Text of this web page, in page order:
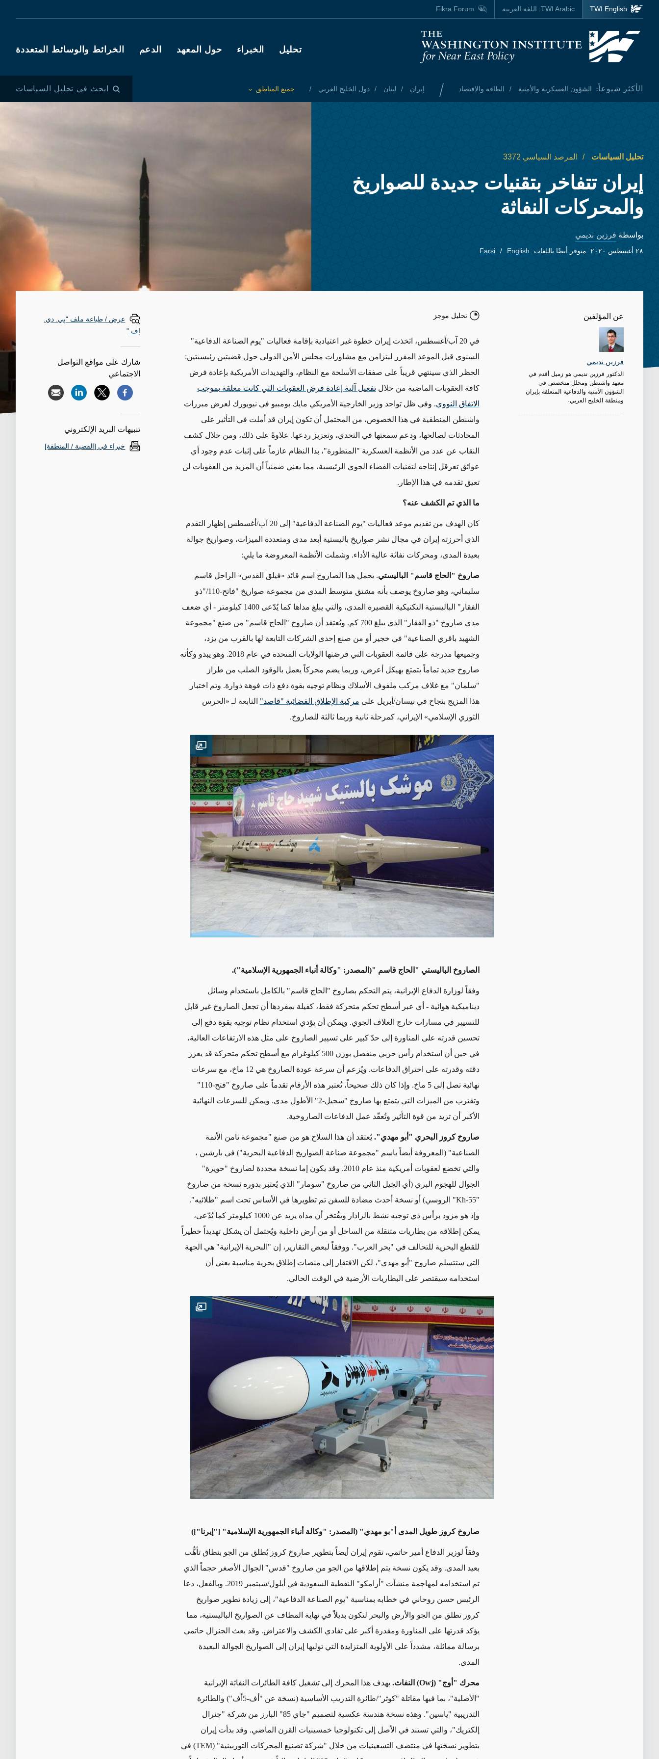
Skip to main content
Homepage
Main navigation
تحليل الخبراء حول المعهد الدعم الخرائط والوسائط المتعددة
الأكثر شيوعاً: الشؤون العسكرية والأمنية الطاقة والاقتصاد / إيران لبنان دول الخليج العربي
Toggle List of
جميع المناطق ابحث في تحليل السياسات
TWI English
TWI Arabic: اللغة العربية Fikra Forum
تحليل السياسات المرصد السياسي 3372
إيران تتفاخر بتقنيات جديدة للصواريخ
والمحركات النفاثة
بواسطة فرزين نديمي
٢٨ أغسطس ٢٠٢٠ متوفر أيضًا باللغات: English
Farsi
عن المؤلفين
فرزين نديمي
الدكتور فرزين نديمي هو زميل أقدم في
معهد واشنطن ومحلل متخصص في
الشؤون الأمنية والدفاعية المتعلقة بإيران
ومنطقة الخليج العربي.
تحليل موجز
في 20 آب/أغسطس، اتخذت إيران خطوة غير اعتيادية بإقامة فعاليات "يوم الصناعة الدفاعية"
السنوي قبل الموعد المقرر ليتزامن مع مشاورات مجلس الأمن الدولي حول قضيتين رئيسيتين:
الحظر الذي سينتهي قريباً على صفقات الأسلحة مع النظام، والتهديدات الأمريكية بإعادة فرض
كافة العقوبات الماضية من خلالتفعيل آلية إعادة فرض العقوبات التي كانت معلقة بموجب
الاتفاق النووي. وفي ظل تواجد وزير الخارجية الأمريكي مايك بومبيو في نيويورك لعرض مبررات
واشنطن المنطقية في هذا الخصوص، من المحتمل أن تكون إيران قد أملت في التأثير على
المحادثات لصالحها، ودعم سمعتها في التحدي، وتعزيز ردعها. علاوةً على ذلك، ومن خلال كشف
النقاب عن عدد من الأنظمة العسكرية "المتطورة"، بدا النظام عازماً على إثبات عدم وجود أي
عوائق تعرقل إنتاجه لتقنيات الفضاء الجوي الرئيسية، مما يعني ضمنياً أن المزيد من العقوبات لن
تعيق تقدمه في هذا الإطار.
ما الذي تم الكشف عنه؟
كان الهدف من تقديم موعد فعاليات "يوم الصناعة الدفاعية" إلى 20 آب/أغسطس إظهار التقدم
الذي أحرزته إيران في مجال نشر صواريخ باليستية أبعد مدى ومتعددة الميزات، وصواريخ جوالة
بعيدة المدى، ومحركات نفاثة عالية الأداء. وشملت الأنظمة المعروضة ما يلي:
صاروخ "الحاج قاسم" الباليستي. يحمل هذا الصاروخ اسم قائد «فيلق القدس» الراحل قاسم
سليماني، وهو صاروخ يوصف بأنه مشتق متوسط المدى من مجموعة صواريخ "فاتح-110/"ذو
الفقار" الباليستية التكتيكية القصيرة المدى، والتي يبلغ مداها كما يُدّعى 1400 كيلومتر - أي ضعف
مدى صاروخ "ذو الفقار" الذي يبلغ 700 كم. ويُعتقد أن صاروخ "الحاج قاسم" من صنع
"مجموعة
الشهيد باقري الصناعية" في خجير أو من صنع إحدى الشركات التابعة لها بالقرب من يزد،
وجميعها مدرجة على قائمة العقوبات التي فرضتها الولايات المتحدة في عام 2018. وهو يبدو وكأنه
صاروخ جديد تماماً يتمتع بهيكل أعرض، وربما يضم محركاً يعمل بالوقود الصلب من طراز
"سلمان" مع غلاف مركب ملفوف الأسلاك ونظام توجيه بقوة دفع ذات فوهة دوارة. وتم اختبار
هذا المزيج بنجاح في نيسان/أبريل على مركبة الإطلاق الفضائية "قاصد" التابعة لـ «الحرس
الثوري الإسلامي» الإيراني، كمرحلة ثانية وربما ثالثة للصاروخ.
الصاروخ الباليستي "الحاج قاسم "(المصدر: "وكالة أنباء الجمهورية الإسلامية").
وفقاً لوزارة الدفاع الإيرانية، يتم التحكم بصاروخ "الحاج قاسم" بالكامل باستخدام وسائل
ديناميكية هوائية - أي عبر أسطح تحكم متحركة فقط، كفيلة بمفردها أن تجعل الصاروخ غير قابل
للتسيير في مسارات خارج الغلاف الجوي. ويمكن أن يؤدي استخدام نظام توجيه بقوة دفع إلى
تحسين قدرته على المناورة إلى حدّ كبير على تسيير الصاروخ على مثل هذه الارتفاعات العالية،
في حين أن استخدام رأس حربي منفصل بوزن 500 كيلوغرام مع أسطح تحكم متحركة قد يعزز
دقته وقدرته على اختراق الدفاعات. ويُزعم أن سرعة عودة الصاروخ هي 12 ماخ، مع سرعات
نهائية تصل إلى 5 ماخ. وإذا كان ذلك صحيحاً، تُعتبر هذه الأرقام تقدماً على صاروخ "فتح-110"
وتقترب من الميزات التي يتمتع بها صاروخ "سجيل-2" الأطول مدى. ويمكن للسرعات النهائية
الأكبر أن تزيد من قوة التأثير وتُعقّد عمل الدفاعات الصاروخية.
صاروخ كروز البحري "أبو مهدي".يُعتقد أن هذا السلاح هو من صنع "مجموعة ثامن الأئمة
الصناعية" (المعروفة أيضاً باسم "مجموعة صناعة الصواريخ الدفاعية البحرية") في بارشين ،
والتي تخضع لعقوبات أمريكية منذ عام 2010. وقد يكون إما نسخة مجددة لصاروخ "حويزة"
الجوال للهجوم البري (أي الجيل الثاني من صاروخ "سومار" الذي يُعتبر بدوره نسخة من صاروخ
"
Kh-55" الروسي) أو نسخة أحدث مضادة للسفن تم تطويرها في الأساس تحت اسم "طلائيه".
وإذ هو مزود برأس ذي توجيه نشط بالرادار ويفُتخر أن مداه يزيد عن 1000 كيلومتر كما يُدّعى،
يمكن إطلاقه من بطاريات متنقلة من الساحل أو من أرض داخلية ويُحتمل أن يشكل تهديداً خطيراً
للقطع البحرية للتحالف في "بحر العرب". ووفقاً لبعض التقارير، إن "البحرية الإيرانية" هي الجهة
التي ستتسلم صاروخ "أبو مهدي"، لكن الافتقار إلى منصات إطلاق بحرية مناسبة يعني أن
استخدامه سيقتصر على البطاريات الأرضية في الوقت الحالي.
صاروخ كروز طويل المدى أ"بو مهدي" (المصدر: "وكالة أنباء الجمهورية الإسلامية" ["إيرنا"])
وفقاً لوزير الدفاع أمير حاتمي، تقوم إيران أيضاً بتطوير صاروخ كروز يُطلق من الجو بنطاق تأهُّب
بعيد المدى. وقد يكون نسخة يتم إطلاقها من الجو من صاروخ "قدس" الجوال الأصغر حجماً الذي
تم استخدامه لمهاجمة منشآت "أرامكو" النفطية السعودية في أيلول/سبتمبر 2019. وبالفعل، دعا
الرئيس حسن روحاني في خطابه بمناسبة "يوم الصناعة الدفاعية"، إلى زيادة تطوير صواريخ
كروز تطلق من الجو والأرض والبحر لتكون بديلاً في نهاية المطاف عن الصواريخ الباليستية، مما
يؤكد قدرتها على المناورة ومقدرة أكبر على تفادي الكشف والاعتراض. وقد بعث الجنرال حاتمي
برسالة مماثلة، مشدداً على الأولوية المتزايدة التي توليها إيران إلى الصواريخ الجوالة البعيدة
المدى.
محرك "أوج" (Owj) النفاث. يهدف هذا المحرك إلى تشغيل كافة الطائرات النفاثة الإيرانية
"الأصلية"، بما فيها مقاتلة "كوثر"/طائرة التدريب الأساسية (نسخة عن "أف-5أف") والطائرة
التدريبية "ياسين". وهذه نسخة هندسة عكسية لتصميم "جاي 85" البارز من شركة "جنرال
إلكتريك"، والتي تستند في الأصل إلى تكنولوجيا خمسينيات القرن الماضي. وقد بدأت إيران
بتطوير نسختها في منتصف التسعينيات من خلال "شركة تصنيع المحركات التوربينية" (TEM) في
عرض / طباعة ملف "پي. دي.
إف."
شارك على مواقع التواصل
الاجتماعي
تنبيهات البريد الإلكتروني
خبراء في [القضية / المنطقة]